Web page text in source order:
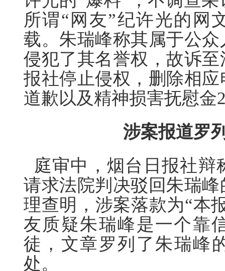
所谓“网友”纪许光的网
载。朱瑞峰称其属于公
侵犯了其名誉权，故诉
报社停止侵权，删除相
道歉以及精神损害抚慰金
涉案报道罗
庭审中，烟台日报社辩
请求法院判决驳回朱瑞
理查明，涉案落款为“本
友质疑朱瑞峰是一个靠
徒，文章罗列了朱瑞峰
处。